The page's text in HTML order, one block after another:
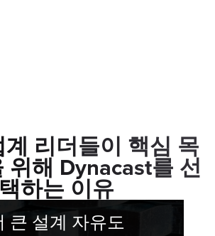
리더들이 핵심 목
위해 Dynacast를 선
하는 이유
큰 설계 자유도